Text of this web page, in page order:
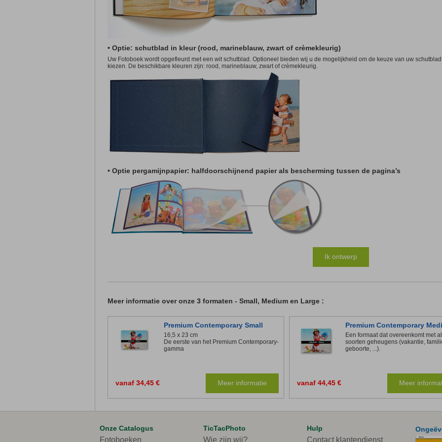
• Optie: schutblad in kleur (rood, marineblauw, zwart of crèmekleurig)
Uw Fotoboek wordt opgefleurd met een wit schutblad. Optioneel bieden wij u de mogelijkheid om de keuze van uw
kiezen. De beschikbare kleuren zijn: rood, marineblauw, zwart of crèmekleurig.
• Optie pergamijnpapier: halfdoorschijnend papier als bescherming tussen de pagina’s
Ik ontwerp
Meer informatie over onze 3 formaten - Small, Medium en Large :
Premium Contemporary Small
16,5 x 23 cm
De eerste van het Premium Contemporary-
gamma
vanaf 34,45 € Meer informatie
Premium Contemporary
Een formaat dat overeenkomt met
soorten geheugens (vakantie,
geboorte, ...).
vanaf 44,45 € Meer
Onze Catalogus
Fotoboeken
TicTacPhoto
Wie zijn wij?
Hulp
Contact klantendienst